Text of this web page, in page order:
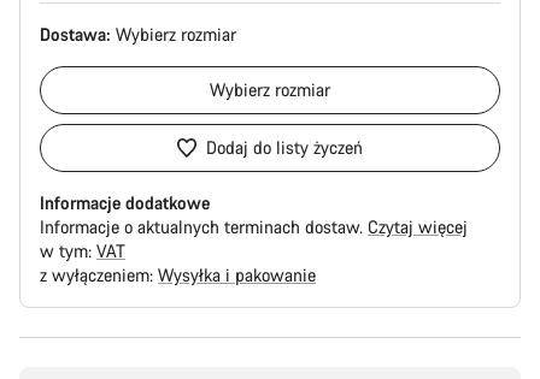
Dostawa: Wybierz rozmiar
Wybierz rozmiar
Dodaj do listy życzeń
Informacje dodatkowe
Informacje o aktualnych terminach dostaw. Czytaj więcej
w tym: VAT
z wyłączeniem: Wysyłka i pakowanie